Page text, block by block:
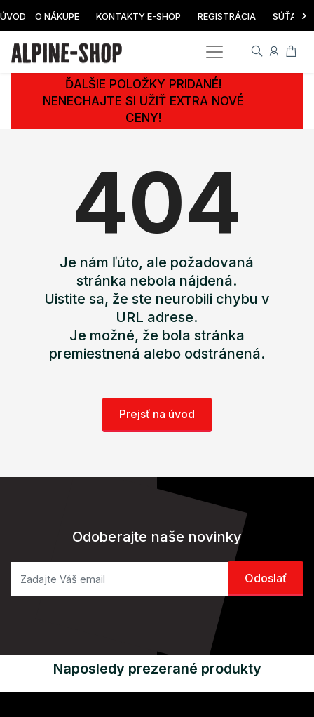
ÚVOD O NÁKUPE KONTAKTY E-SHOP REGISTRÁCIA SÚŤAŽ ›
ĎALŠIE POLOŽKY PRIDANÉ!
NENECHAJTE SI UŽIŤ EXTRA NOVÉ
CENY!
404
Je nám ľúto, ale požadovaná
stránka nebola nájdená.
Uistite sa, že ste neurobili chybu v
URL adrese.
Je možné, že bola stránka
premiestnená alebo odstránená.
Prejsť na úvod
Odoberajte naše novinky
Naposledy prezerané produkty